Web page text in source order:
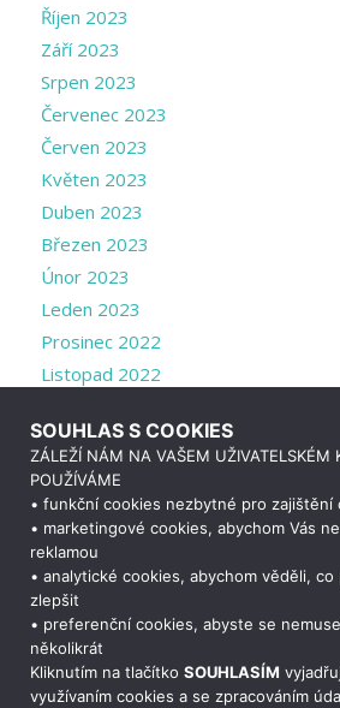
Říjen 2023
Září 2023
Srpen 2023
Červenec 2023
Červen 2023
Květen 2023
Duben 2023
Březen 2023
Únor 2023
Leden 2023
Prosinec 2022
Listopad 2022
Září 2022
Srpen 2022
Červenec 2022
Duben 2022
Březen 2022
SOUHLAS S COOKIES
ZÁLEŽÍ NÁM NA VAŠEM UŽIVATELSKÉM
POUŽÍVÁME
• funkční cookies nezbytné pro zajištění
• marketingové cookies, abychom Vás
reklamou
• analytické cookies, abychom věděli,
zlepšit
• preferenční cookies, abyste se
několikrát
Kliknutím na tlačítko SOUHLASÍM
využívaním cookies a se zpracováním
Potřebujete poradit?